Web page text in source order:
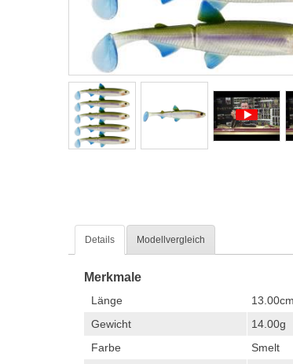
Details Modellvergleich
Merkmale
Länge
13.00cm
Gewicht
14.00g
Farbe
Smelt